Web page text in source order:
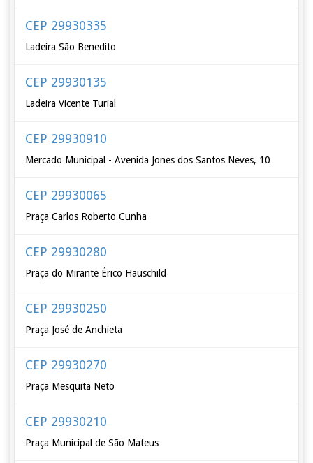
CEP 29930335
Ladeira São Benedito
CEP 29930135
Ladeira Vicente Turial
CEP 29930910
Mercado Municipal - Avenida Jones dos Santos Neves, 10
CEP 29930065
Praça Carlos Roberto Cunha
CEP 29930280
Praça do Mirante Érico Hauschild
CEP 29930250
Praça José de Anchieta
CEP 29930270
Praça Mesquita Neto
CEP 29930210
Praça Municipal de São Mateus